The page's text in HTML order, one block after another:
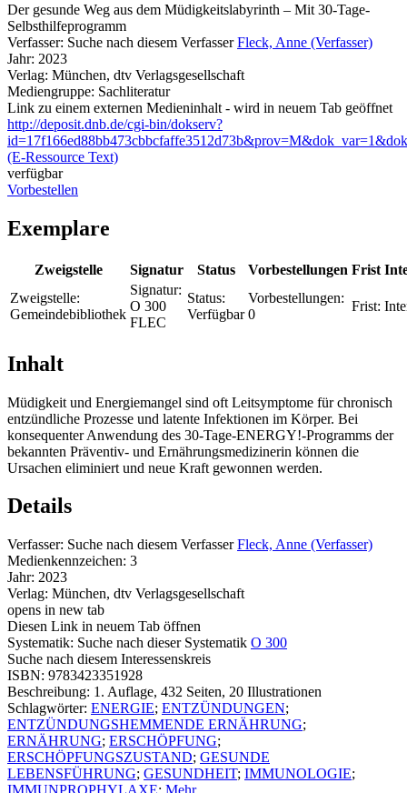
Der gesunde Weg aus dem Müdigkeitslabyrinth – Mit 30-Tage-
Selbsthilfeprogramm
Verfasser: Suche nach diesem Verfasser Fleck, Anne (Verfasser)
Jahr: 2023
Verlag: München, dtv Verlagsgesellschaft
Mediengruppe: Sachliteratur
Link zu einem externen Medieninhalt - wird in neuem Tab geöffnet
http://deposit.dnb.de/cgi-bin/dokserv?
(E-Ressource Text)
verfügbar
Vorbestellen
Exemplare
Zweigstelle Signatur Status Vorbestellungen Frist
Zweigstelle:
Gemeindebibliothek
Signatur:
O 300
FLEC
Status:
Verfügbar
Vorbestellungen:
0
Frist:
Inhalt
Müdigkeit und Energiemangel sind oft Leitsymptome für chronisch
entzündliche Prozesse und latente Infektionen im Körper. Bei
konsequenter Anwendung des 30-Tage-ENERGY!-Programms der
bekannten Präventiv- und Ernährungsmedizinerin können die
Ursachen eliminiert und neue Kraft gewonnen werden.
Details
Verfasser: Suche nach diesem Verfasser Fleck, Anne (Verfasser)
Medienkennzeichen: 3
Jahr: 2023
Verlag: München, dtv Verlagsgesellschaft
opens in new tab
Diesen Link in neuem Tab öffnen
Systematik: Suche nach dieser Systematik O 300
Suche nach diesem Interessenskreis
ISBN: 9783423351928
Beschreibung: 1. Auflage, 432 Seiten, 20 Illustrationen
Schlagwörter: ENERGIE; ENTZÜNDUNGEN;
ENTZÜNDUNGSHEMMENDE ERNÄHRUNG;
ERNÄHRUNG; ERSCHÖPFUNG;
ERSCHÖPFUNGSZUSTAND; GESUNDE
LEBENSFÜHRUNG; GESUNDHEIT; IMMUNOLOGIE;